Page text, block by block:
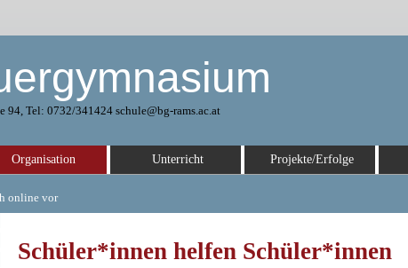
94, Tel: 0732/341424 schule@bg-rams.ac.at
online vor
Organisation Unterricht Projekte/Erfolge
Schüler*innen helfen Schüler*innen